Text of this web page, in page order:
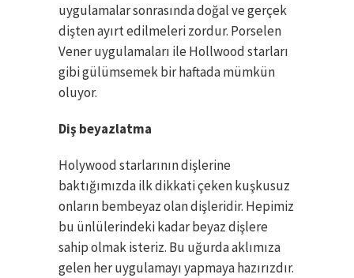
uygulamalar sonrasında doğal ve gerçek
dişten ayırt edilmeleri zordur. Porselen
Vener uygulamaları ile Hollwood starları
gibi gülümsemek bir haftada mümkün
oluyor.
Diş beyazlatma
Holywood starlarının dişlerine
baktığımızda ilk dikkati çeken kuşkusuz
onların bembeyaz olan dişleridir. Hepimiz
bu ünlülerindeki kadar beyaz dişlere
sahip olmak isteriz. Bu uğurda aklımıza
gelen her uygulamayı yapmaya hazırızdır.